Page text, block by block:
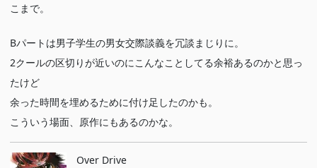
こまで。
Bパートは男子学生の男女交際談義を冗談まじりに。
2クールの区切りが近いのにこんなことしてる余裕あるのかと思っ
たけど
余った時間を埋めるために付け足したのかも。
こういう場面、原作にもあるのかな。
Over Drive